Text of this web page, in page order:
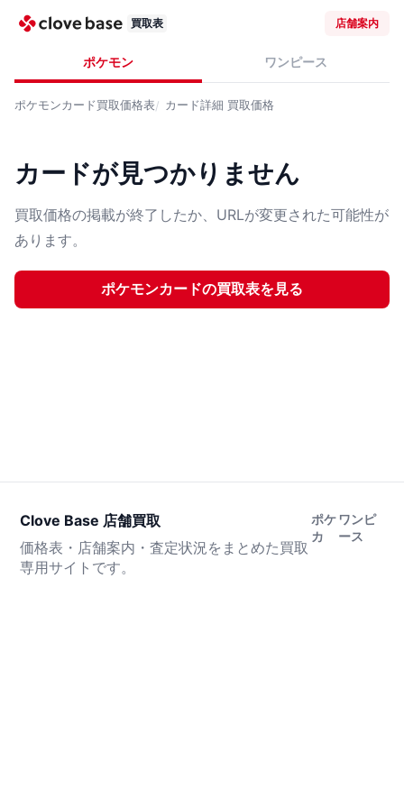
買取表 店舗案内
ポケモン ワンピース
ポケモンカード買取価格表 カード詳細 買取価格
カードが見つかりません
買取価格の掲載が終了したか、URLが変更された可能性が
あります。
ポケモンカードの買取表を見る
Clove Base 店舗買取
価格表・店舗案内・査定状況をまとめた買取
専用サイトです。
ポケ
カ
ワンピ
ース